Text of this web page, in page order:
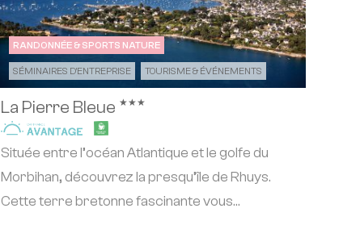
RANDONNÉE & SPORTS NATURE
SÉMINAIRES D'ENTREPRISE TOURISME & ÉVÉNEMENTS
La Pierre Bleue ★★★
Située entre l’océan Atlantique et le golfe du
Morbihan, découvrez la presqu’île de Rhuys.
Cette terre bretonne fascinante vous